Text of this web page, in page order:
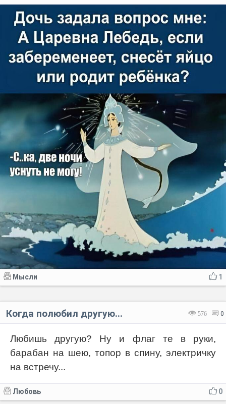
1
Мысли
576 0
Когда полюбил другую...
Любишь другую? Ну и флаг те в руки,
барабан на шею, топор в спину, электричку
на встречу...
0
Любовь